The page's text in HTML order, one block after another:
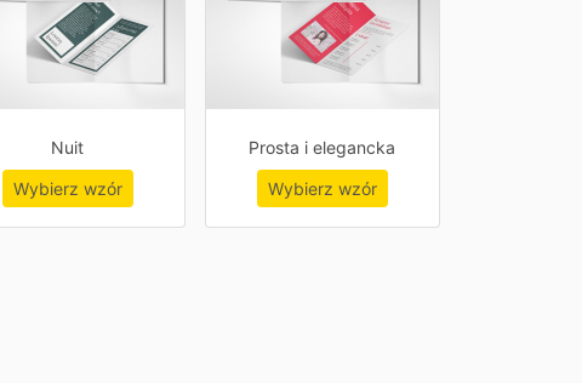
Nuit
Wybierz wzór
Prosta i elegancka
Wybierz wzór